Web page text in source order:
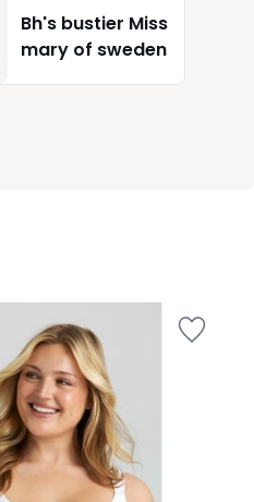
Bh's bustier Miss
mary of sweden